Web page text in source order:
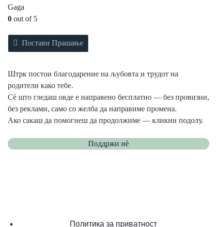
Gaga
0 out of 5
Постави Прашање
Штрк постои благодарение на љубовта и трудот на
родители како тебе.
Сè што гледаш овде е направено бесплатно — без провизии,
без реклами, само со желба да направиме промена.
Ако сакаш да помогнеш да продолжиме — кликни подолу.
Поддржи нѐ
Политика за приватност